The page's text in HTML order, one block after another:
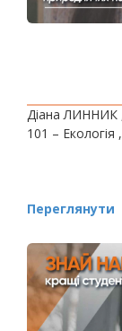
Діана ЛИННИК ,
101 –
Переглянути